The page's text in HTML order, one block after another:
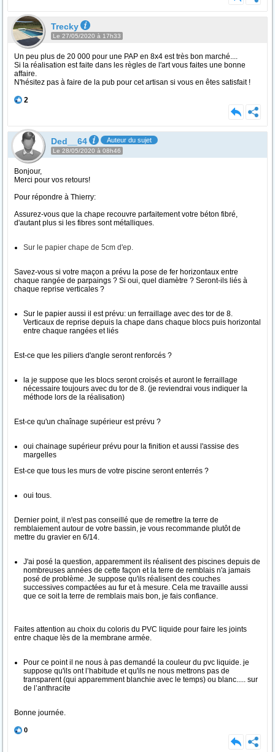
Trecky
Le 27/05/2020 à 17h33
Un peu plus de 20 000 pour une PAP en 8x4 est très bon marché....
Si la réalisation est faite dans les règles de l'art vous faites une bonne
affaire.
N'hésitez pas à faire de la pub pour cet artisan si vous en êtes satisfait !
2
Ded__64 Auteur du sujet
Le 28/05/2020 à 08h46
Bonjour,
Merci pour vos retours!
Pour répondre à Thierry:
Assurez-vous que la chape recouvre parfaitement votre béton fibré,
d'autant plus si les fibres sont métalliques.
Sur le papier chape de 5cm d'ep.
Savez-vous si votre maçon a prévu la pose de fer horizontaux entre
chaque rangée de parpaings ? Si oui, quel diamètre ? Seront-ils liés à
chaque reprise verticales ?
Sur le papier aussi il est prévu: un ferraillage avec des tor de 8.
Verticaux de reprise depuis la chape dans chaque blocs puis horizontal
entre chaque rangées et liés
Est-ce que les piliers d'angle seront renforcés ?
la je suppose que les blocs seront croisés et auront le ferraillage
nécessaire toujours avec du tor de 8. (je reviendrai vous indiquer la
méthode lors de la réalisation)
Est-ce qu'un chaînage supérieur est prévu ?
oui chainage supérieur prévu pour la finition et aussi l'assise des
margelles
Est-ce que tous les murs de votre piscine seront enterrés ?
oui tous.
Dernier point, il n'est pas conseillé que de remettre la terre de
remblaiement autour de votre bassin, je vous recommande plutôt de
mettre du gravier en 6/14.
J'ai posé la question, apparemment ils réalisent des piscines depuis de
nombreuses années de cette façon et la terre de remblais n'a jamais
posé de problème. Je suppose qu'ils réalisent des couches
successives compactées au fur et à mesure. Cela me travaille aussi
que ce soit la terre de remblais mais bon, je fais confiance.
Faites attention au choix du coloris du PVC liquide pour faire les joints
entre chaque lès de la membrane armée.
Pour ce point il ne nous à pas demandé la couleur du pvc liquide. je
suppose qu'ils ont l’habitude et qu'ils ne nous mettrons pas de
transparent (qui apparemment blanchie avec le temps) ou blanc..... sur
de l’anthracite
Bonne journée.
0